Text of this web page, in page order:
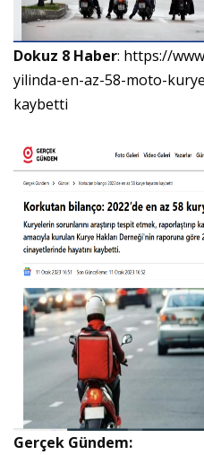
Dokuz 8 Haber: https://
yilinda-en-az-58-moto-
kaybetti
Gerçek Gündem: